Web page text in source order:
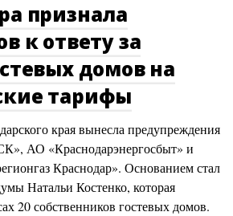
признала
к ответу за
домов на
тарифы
края вынесла предупреждения
АО «Краснодарэнергосбыт» и
Краснодар». Основанием стал
Натальи Костенко, которая
20 собственников гостевых домов.